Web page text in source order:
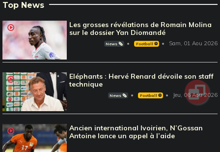
Top News
Les grosses révélations de Romain Molina
sur le dossier Yan Diomandé
News 🗞️ Football ⚽️ Sam, 01 Aou 2026
Eléphants : Hervé Renard dévoile son staff
technique
News 🗞️ Football ⚽️ Jeu, 06 Aou 2026
Ancien international Ivoirien, N’Gossan
Antoine lance un appel à l’aide